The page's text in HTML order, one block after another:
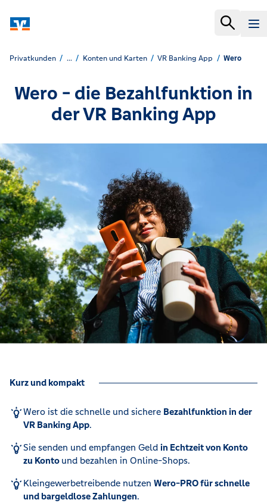
Privatkunden ... Konten und Karten VR Banking App Wero
Wero - die Bezahlfunktion in
der VR Banking App
Kurz und kompakt
Wero ist die schnelle und sichere Bezahlfunktion in der
VR Banking App.
Sie senden und empfangen Geld in Echtzeit von Konto
zu Konto und bezahlen in Online-Shops.
Kleingewerbetreibende nutzen Wero-PRO für schnelle
und bargeldlose Zahlungen.